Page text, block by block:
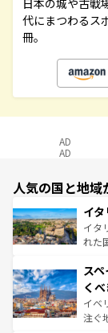
日本の城や古戦
代にまつわるス
冊。
AD
AD
人気の国と地域
イ
イタ
れた
ろん
景な
ピザ
でき
ス
く
イベ
注ぐ